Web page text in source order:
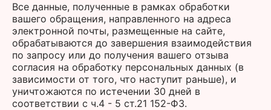
Все данные, полученные в рамках обработки
вашего обращения, направленного на адреса
электронной почты, размещенные на сайте,
обрабатываются до завершения взаимодействия
по запросу или до получения вашего отзыва
согласия на обработку персональных данных (в
зависимости от того, что наступит раньше), и
уничтожаются по истечении 30 дней в
соответствии с ч.4 - 5 ст.21 152-ФЗ.